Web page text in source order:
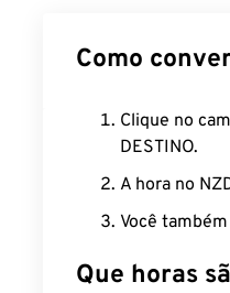
Como
Clique no
DESTINO.
A hora no
Você
Que horas